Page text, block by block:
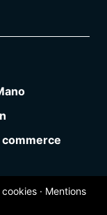
commerce
· Mentions